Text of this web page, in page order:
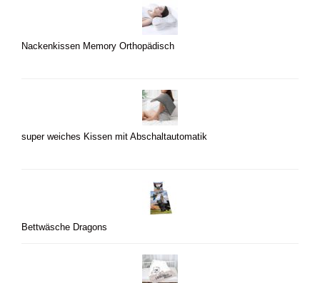
Nackenkissen Memory Orthopädisch
super weiches Kissen mit Abschaltautomatik
Bettwäsche Dragons